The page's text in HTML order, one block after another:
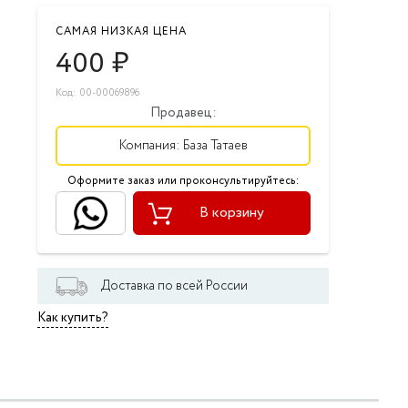
САМАЯ НИЗКАЯ ЦЕНА
400 ₽
Код: 00-00069896
Продавец:
Компания: База Татаев
Оформите заказ или проконсультируйтесь:
В корзину
Доставка по всей России
Как купить?